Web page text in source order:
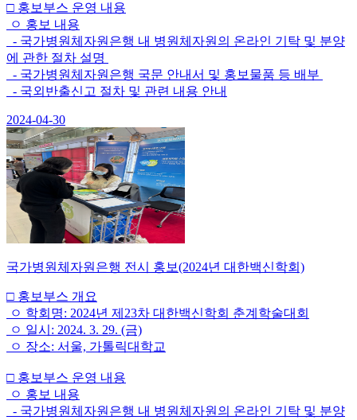
□ 홍보부스 운영 내용
ㅇ 홍보 내용
- 국가병원체자원은행 내 병원체자원의 온라인 기탁 및 분양
에 관한 절차 설명
- 국가병원체자원은행 국문 안내서 및 홍보물품 등 배부
- 국외반출신고 절차 및 관련 내용 안내
2024-04-30
국가병원체자원은행 전시 홍보(2024년 대한백신학회)
□ 홍보부스 개요
ㅇ 학회명: 2024년 제23차 대한백신학회 춘계학술대회
ㅇ 일시: 2024. 3. 29. (금)
ㅇ 장소: 서울, 가톨릭대학교
□ 홍보부스 운영 내용
ㅇ 홍보 내용
- 국가병원체자원은행 내 병원체자원의 온라인 기탁 및 분양